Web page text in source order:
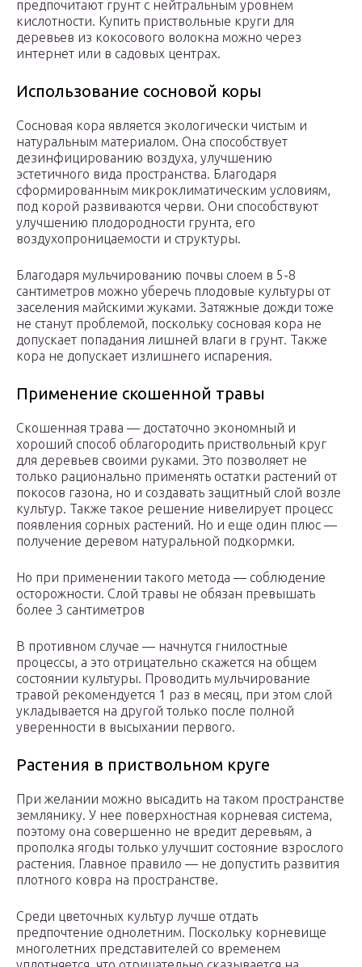
предпочитают грунт с нейтральным уровнем
кислотности. Купить приствольные круги для
деревьев из кокосового волокна можно через
интернет или в садовых центрах.
Использование сосновой коры
Сосновая кора является экологически чистым и
натуральным материалом. Она способствует
дезинфицированию воздуха, улучшению
эстетичного вида пространства. Благодаря
сформированным микроклиматическим условиям,
под корой развиваются черви. Они способствуют
улучшению плодородности грунта, его
воздухопроницаемости и структуры.
Благодаря мульчированию почвы слоем в 5-8
сантиметров можно уберечь плодовые культуры от
заселения майскими жуками. Затяжные дожди тоже
не станут проблемой, поскольку сосновая кора не
допускает попадания лишней влаги в грунт. Также
кора не допускает излишнего испарения.
Применение скошенной травы
Скошенная трава — достаточно экономный и
хороший способ облагородить приствольный круг
для деревьев своими руками. Это позволяет не
только рационально применять остатки растений от
покосов газона, но и создавать защитный слой возле
культур. Также такое решение нивелирует процесс
появления сорных растений. Но и еще один плюс —
получение деревом натуральной подкормки.
Но при применении такого метода — соблюдение
осторожности. Слой травы не обязан превышать
более 3 сантиметров
В противном случае — начнутся гнилостные
процессы, а это отрицательно скажется на общем
состоянии культуры. Проводить мульчирование
травой рекомендуется 1 раз в месяц, при этом слой
укладывается на другой только после полной
уверенности в высыхании первого.
Растения в приствольном круге
При желании можно высадить на таком пространстве
землянику. У нее поверхностная корневая система,
поэтому она совершенно не вредит деревьям, а
прополка ягоды только улучшит состояние взрослого
растения. Главное правило — не допустить развития
плотного ковра на пространстве.
Среди цветочных культур лучше отдать
предпочтение однолетним. Поскольку корневище
многолетних представителей со временем